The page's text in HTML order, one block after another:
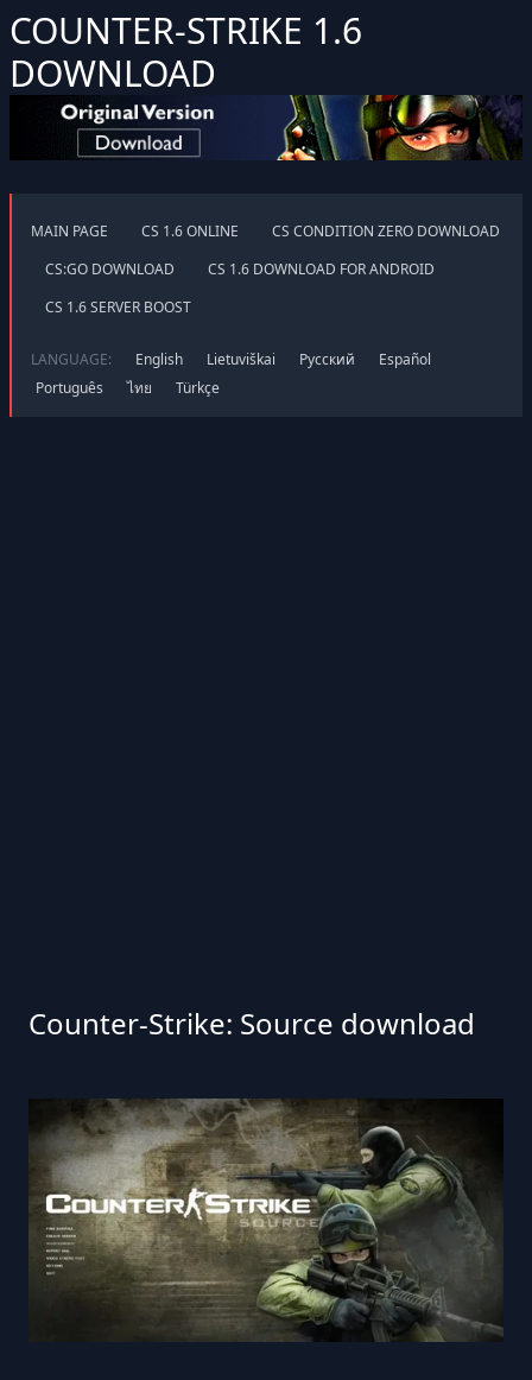
COUNTER-STRIKE 1.6
DOWNLOAD
MAIN PAGE CS 1.6 ONLINE
CS CONDITION ZERO DOWNLOAD
CS:GO DOWNLOAD
CS 1.6 DOWNLOAD FOR ANDROID
CS 1.6 SERVER BOOST
LANGUAGE: English Lietuviškai Русский
Español
Português
ไทย Türkçe
Counter-Strike: Source download